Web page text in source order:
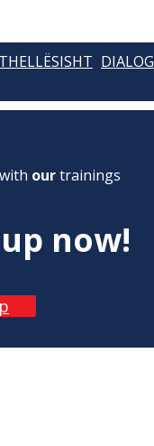
THELLËSISHT DIALOG
ourtrainings
now!